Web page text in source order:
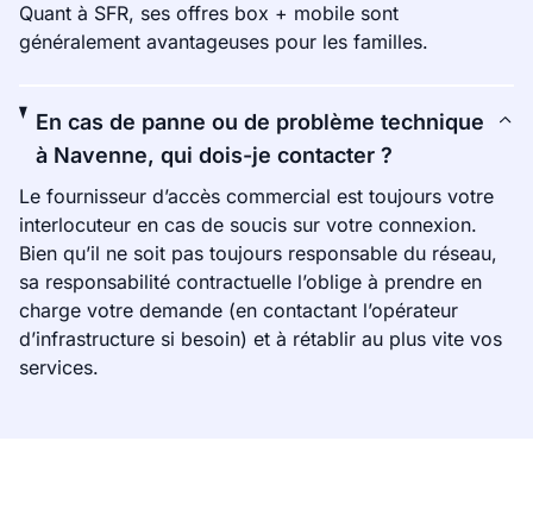
Quant à SFR, ses offres box + mobile sont
généralement avantageuses pour les familles.
En cas de panne ou de problème technique
à Navenne, qui dois-je contacter ?
Le fournisseur d’accès commercial est toujours votre
interlocuteur en cas de soucis sur votre connexion.
Bien qu’il ne soit pas toujours responsable du réseau,
sa responsabilité contractuelle l’oblige à prendre en
charge votre demande (en contactant l’opérateur
d’infrastructure si besoin) et à rétablir au plus vite vos
services.